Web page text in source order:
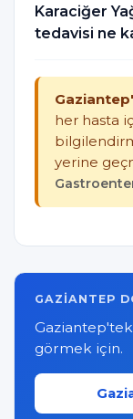
Karaciğer
tedavisi ne
her hasta
yerine
GAZIANTEP
görmek için.